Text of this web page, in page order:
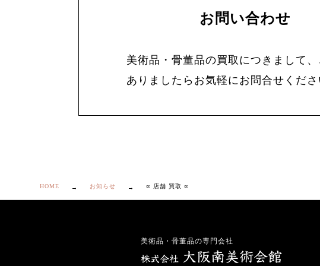
お問い合わせ
美術品・骨董品の買取につきまして
ありましたらお気軽にお問合せくださ
HOME お知らせ ∞ 店舗 買取 ∞
美術品・骨董品の専門会社